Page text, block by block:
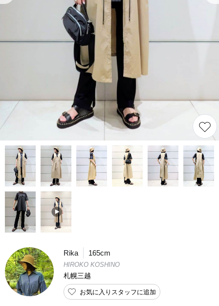
Rika 165cm
HIROKO KOSHINO
札幌三越
お気に入りスタッフに追加